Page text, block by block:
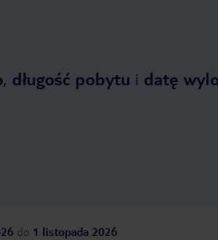
, długość pobytu i datę
do 1 listopada 2026